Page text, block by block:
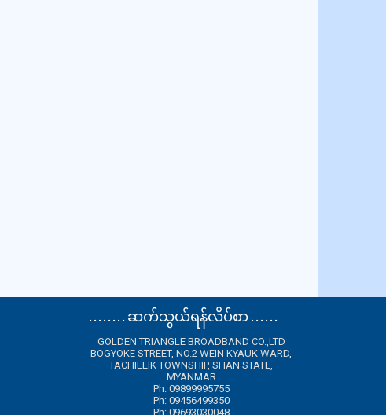
. . . . . . . . ဆက်သွယ်ရန်လိပ်စာ . . . . . .
GOLDEN TRIANGLE BROADBAND CO.,LTD
BOGYOKE STREET, NO.2 WEIN KYAUK WARD,
TACHILEIK TOWNSHIP, SHAN STATE,
MYANMAR
Ph: 09899995755
Ph: 09456499350
Ph: 09693030048